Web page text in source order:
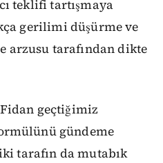
teklifi tartışmaya
gerilimi düşürme ve
tarafından dikte
geçtiğimiz
gündeme
tarafın da mutabık